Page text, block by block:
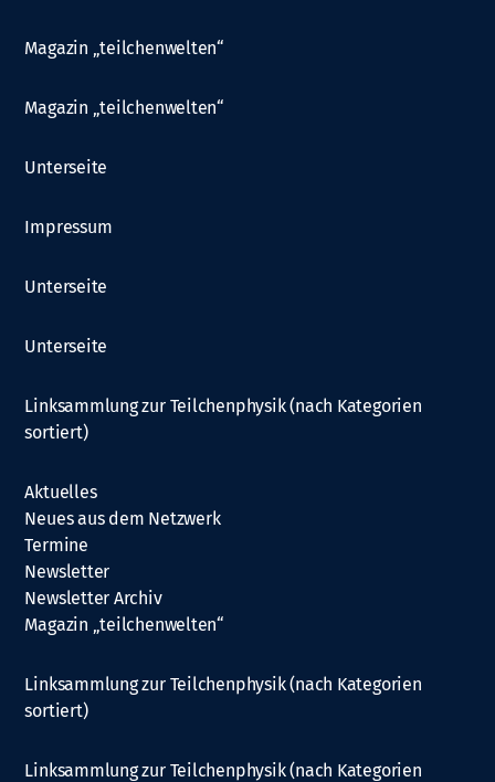
Magazin „teilchenwelten“
Magazin „teilchenwelten“
Unterseite
Impressum
Unterseite
Unterseite
Linksammlung zur Teilchenphysik (nach Kategorien
sortiert)
Aktuelles
Neues aus dem Netzwerk
Termine
Newsletter
Newsletter Archiv
Magazin „teilchenwelten“
Linksammlung zur Teilchenphysik (nach Kategorien
sortiert)
Linksammlung zur Teilchenphysik (nach Kategorien